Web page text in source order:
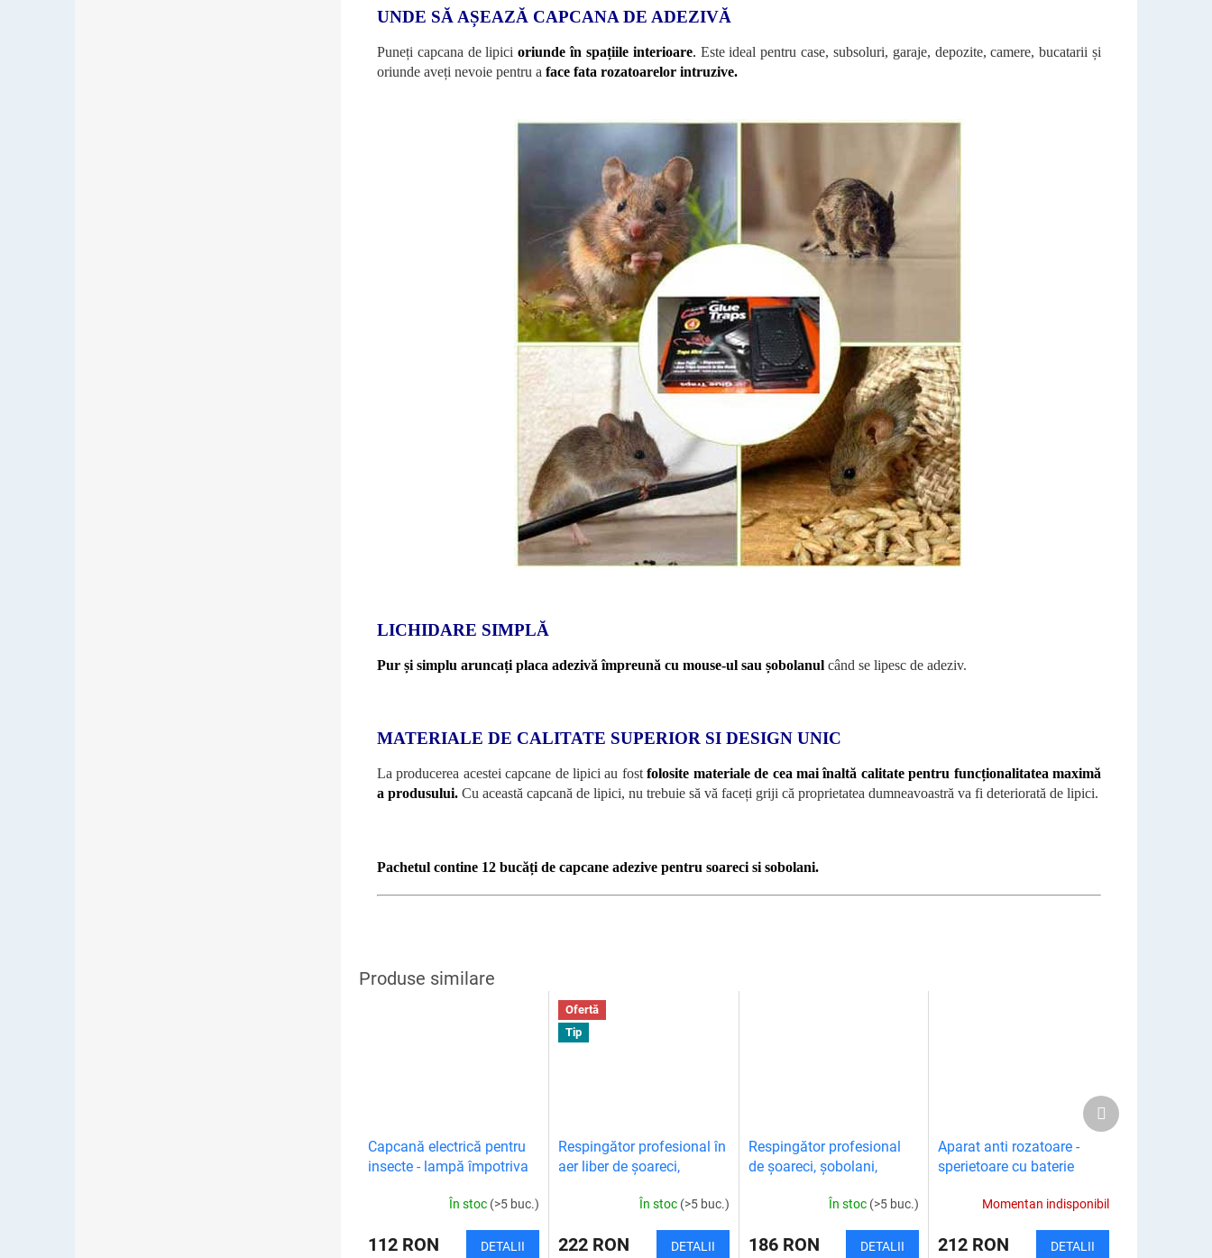
UNDE SĂ AȘEAZĂ CAPCANA DE ADEZIVĂ
Puneți capcana de lipicioriunde în spațiile interioare. Este ideal pentru case, subsoluri, garaje, depozite, camere, bucatarii și
oriunde aveți nevoie pentru a face fata rozatoarelor intruzive.
LICHIDARE SIMPLĂ
Pur și simplu aruncați placa adezivă împreună cu mouse-ul sau șobolanul când se lipesc de adeziv.
MATERIALE DE CALITATE SUPERIOR SI DESIGN UNIC
La producerea acestei capcane de lipici au fostfolosite materiale de cea mai înaltă calitate pentru funcționalitatea maximă
a produsului. Cu această capcană de lipici, nu trebuie să vă faceți griji că proprietatea dumneavoastră va fi deteriorată de lipici.
Pachetul contine 12 bucăți de capcane adezive pentru soareci si sobolani.
Capcană electrică pentru
insecte - lampă împotriva
În stoc (>5 buc.)
112 RON DETALII
Ofertă
Tip
Respingător profesional în
aer liber de șoareci,
În stoc (>5 buc.)
222 RON DETALII
Respingător profesional
de șoareci, șobolani,
În stoc (>5 buc.)
186 RON DETALII
Aparat anti rozatoare -
sperietoare cu baterie
Momentan indisponibil
212 RON DETALII
Produsul
următor